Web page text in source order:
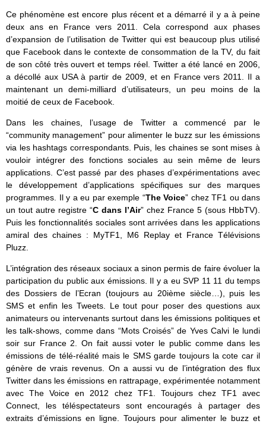
Ce phénomène est encore plus récent et a démarré il y a à peine
deux ans en France vers 2011. Cela correspond aux phases
d’expansion de l’utilisation de Twitter qui est beaucoup plus utilisé
que Facebook dans le contexte de consommation de la TV, du fait
de son côté très ouvert et temps réel. Twitter a été lancé en 2006,
a décollé aux USA à partir de 2009, et en France vers 2011. Il a
maintenant un demi-milliard d’utilisateurs, un peu moins de la
moitié de ceux de Facebook.
Dans les chaines, l’usage de Twitter a commencé par le
“community management” pour alimenter le buzz sur les émissions
via les hashtags correspondants. Puis, les chaines se sont mises à
vouloir intégrer des fonctions sociales au sein même de leurs
applications. C’est passé par des phases d’expérimentations avec
le développement d’applications spécifiques sur des marques
programmes. Il y a eu par exemple “The Voice” chez TF1 ou dans
un tout autre registre “C dans l’Air” chez France 5 (sous HbbTV).
Puis les fonctionnalités sociales sont arrivées dans les applications
amiral des chaines : MyTF1, M6 Replay et France Télévisions
Pluzz.
L’intégration des réseaux sociaux a sinon permis de faire évoluer la
participation du public aux émissions. Il y a eu SVP 11 11 du temps
des Dossiers de l’Ecran (toujours au 20ième siècle…), puis les
SMS et enfin les Tweets. Le tout pour poser des questions aux
animateurs ou intervenants surtout dans les émissions politiques et
les talk-shows, comme dans “Mots Croisés” de Yves Calvi le lundi
soir sur France 2. On fait aussi voter le public comme dans les
émissions de télé-réalité mais le SMS garde toujours la cote car il
génère de vrais revenus. On a aussi vu de l’intégration des flux
Twitter dans les émissions en rattrapage, expérimentée notamment
avec The Voice en 2012 chez TF1. Toujours chez TF1 avec
Connect, les téléspectateurs sont encouragés à partager des
extraits d’émissions en ligne. Toujours pour alimenter le buzz et